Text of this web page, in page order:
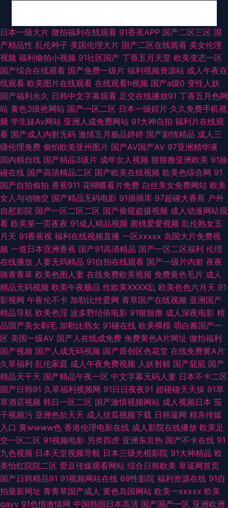
影音先锋国产传媒 青娱乐豆花视频 超碰人91 波多野吉依久久 成人天堂 91网
站久久 91麻豆传媒免费卡通 91茄子看片 91高清日韩 91N视频网z 91传谋视
频 影音先锋日韩资源 伊人福利社 91超碰成人电影 91精品豆花 91国产精品在
线看 91久久人人操人妻 91社私密麻豆 91禽我视频免费在线观看 91九色乱
91jk红杏 91n色域 91爱爱视屏 91黄色官网入口 91迷奸精品 成人做爱在线 国
产成人午夜在线 AV老司机 青青久久精品成人网 91色精品网站 精品视频在线
看片 午夜福利电源 91在线视频网站免费观看 成人岛国a片网站 深喉九区 91
九色国产TS另类人妖 高清无码一本二本 91国产视频网站 阿v视频在线免费
观看 日韩三级www 欧美日爱 欧黄aa 大香蕉在线看91视频 国产精品欧美九
色 午夜社区精品视频 影音先锋日干夜干資源 白丝被艹 av大蕉 91模特磁力
91黄在线观看网 91高潮熟女 国产av深夜福利 大香蕉综合 91午夜福利在线观
看 91视频网站在线免费观看 91熟女豆花视频 92av福利视频 91熊猫视频
www国产品精 肏屄视频网址 99微拍福利视频 AV不卡网站网址 97中文香蕉
成人看片1024软件 啊v网址 成人黄色剧场 福利导航偷拍 九七人妻免费视频
国产黄色性大片网站 黑料网av 超碰人人射 东方va地址在线观看 91福利国产
视频 趁人福利在线 国产91在线播 日韩第一页 午夜传媒 午夜黄色影院 51永
久免费探花 一本道AV性爱无码 亚洲成人黄色在线网站 亚洲狼人窝 亚洲天堂
色色 亚州tv 五月亭亭激情网 激情五月四房色播 91黑料在线 www福利姬
com 国产精品欧美日韩五月 91伊人在线自拍 91综合亚洲色图 东京热乱干 95
日本一级大片 微拍福利在线观看 91香蕉APP 国产二区三区 国
产精品性 乱伦种子 美国伦理大片 国产二区在线观看 美女伦理
视频 福利偷拍小视频 91社区国产 丁香五月天堂 欧美变态一区
国产综合在线观看 国产免费一级片 福利视频资源站 成人午夜在
线观看 欧美图片在线观看 在线观看h视频 国产a级0 变性人妖
国产福利永久 日韩中文字幕观看 足交在线播放91 丁香五月色网
站 黄色3级抢网站 国产一区二区 日本一级婬片 久久免费手机视
频 学生妹Av网站 亚洲人成免费网站 91大神自拍 福利片在线观
看 国产成人内射无码 激情五月极品婷婷 国产剧情精品 成人三
级伦理免费 偷怕欧美亚州图片 国产AV国产AV 97亚洲精华液
国内精自线 国产精品3级片 成年女人视频 狠狠撸亚洲欧美 91操
碰在线 国产高清精品二区 国产欧美在线视频 欧美色综合网 91
国产自拍偷拍 香蕉911 花蝴蝶看片免费 白丝美女免费网站 欧美
女人与动物交 国产精品无码电影 91插插库 97超碰大香蕉 户外
自慰影院 国产一区二区二区 国产偷窥盗摄视频 成人动漫网站观
看 欧美第一页夜夜 91成人精品视频 蜜桃爱爱视频 乱伦熟女五
月天 91香蕉视 福利在线视频直播 一区xxxxx 岛国大片免费视
频 一道日本亚洲香蕉 国产91高清精品 国产一区二区福利 伦理
在线播放 人妻无码精品 91自拍在线观看 国产一级片内射 夜夜
骑青青草 欧美色图人妻 在线免费欧美视频 免费黄色毛片 成人
精品无码视频 欧美午夜极品 性欧美ⅩⅩⅩⅩ乱 欧美色色六月天 91
影视网 午夜伦不卡 加勒比性爱网 青草国产在线视频 亚洲国产
精品导航 欧美色淫 波多野结依电影 91狠狠撸 成人深夜电影 精
品国产美女剃毛 加勒比熟女 91碰在线 欧美裸模 萌白酱国产一
区 美国一级AV 国产人在线成免费 免费黄色A片网址 微拍福利
国产视频 国产人成无码视频 国产原创区色花堂 在线免费黄A片
久草福利 乱伦家庭 成人午夜免费视频 人妖射精 国产屁屁 国产
精品天干天 国产精品午夜一区 中文字幕无码人妻 日本不卡二区
国产日韩91 久草福利视频网 91日日夜夜91 超碰碰天天操 91草
草酒店视频 韩日一区二区 国产激情视频网站 成人视频日本 茄
子视频污 亚洲色欲天天 成人丝瓜视频下载 日韩逼网 精东传媒
入口 黄wwww色 香港伦理电影在线 成人影院在线播放 欧美足
交一区二区 91视频电影 另类四虎 亚洲东京热 国产不卡在线 91
九色视频 日本天堂视频导航 日本三级光棍影院 91大神精品 欧
美怡红院院二区 爱豆传媒观看网站 综合日韩欧美 草逼网首页
国产日韩精品91 91视频网站在线 69性影院 福利资源在线 91自
拍最新网址 青青草国产成人 黄色岛国网站 欧美一xxxxx 欧美
gayv 91色情激情网 中国韩国日本高清 国产国产一区 亚洲欧洲